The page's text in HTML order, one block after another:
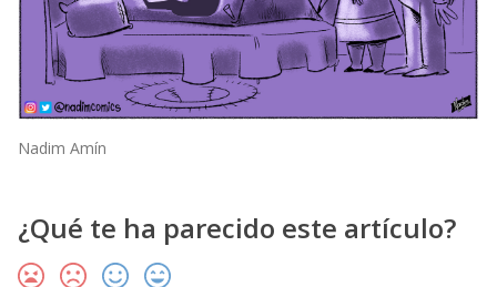
Nadim Amín
¿Qué te ha parecido este artículo?